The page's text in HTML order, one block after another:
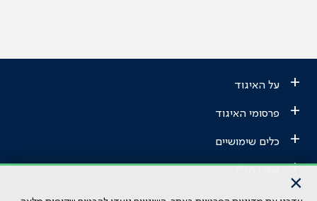
+ על האיגוד
+ פרסומי האיגוד
+ כלים שימושיים
+
×